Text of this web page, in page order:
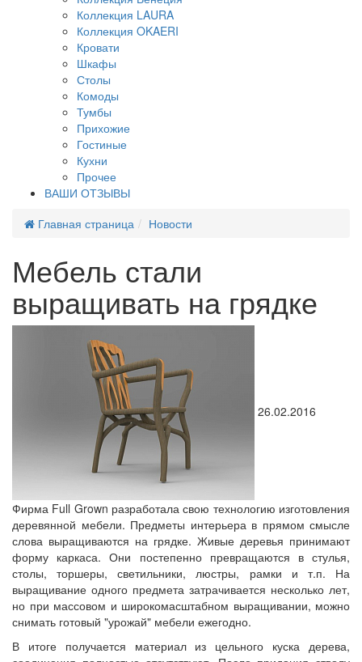
Коллекция LAURA
Коллекция OKAERI
Кровати
Шкафы
Столы
Комоды
Тумбы
Прихожие
Гостиные
Кухни
Прочее
ВАШИ ОТЗЫВЫ
Главная страница
Новости
Мебель стали
выращивать на грядке
26.02.2016
Фирма Full Grown разработала свою технологию изготовления
деревянной мебели. Предметы интерьера в прямом смысле
слова выращиваются на грядке. Живые деревья принимают
форму каркаса. Они постепенно превращаются в стулья,
столы, торшеры, светильники, люстры, рамки и т.п. На
выращивание одного предмета затрачивается несколько лет,
но при массовом и широкомасштабном выращивании, можно
снимать готовый "урожай" мебели ежегодно.
В итоге получается материал из цельного куска дерева,